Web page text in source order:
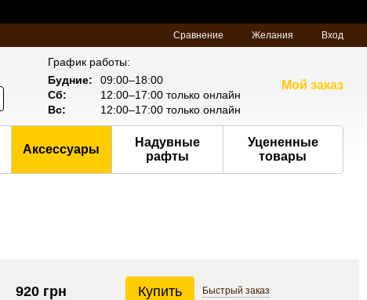
Сравнение Желания Вход
График работы:
Будние:
09:00–18:00
Сб:
12:00–17:00 только онлайн
Вс:
12:00–17:00 только онлайн
Мой заказ
Аксессуары
Надувные
рафты
Уцененные
товары
920 грн Купить Быстрый заказ